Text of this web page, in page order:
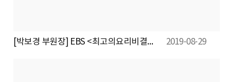
[박보경 부원장] EBS <최고의요리비결> (2019.08.26) 2019-08-29